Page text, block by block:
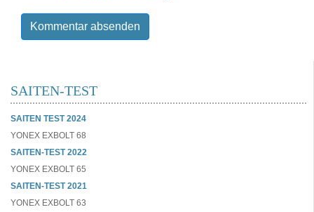
Kommentar absenden
SAITEN-TEST
SAITEN TEST 2024
YONEX EXBOLT 68
SAITEN-TEST 2022
YONEX EXBOLT 65
SAITEN-TEST 2021
YONEX EXBOLT 63